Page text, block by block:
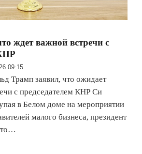
ждет важной встречи с
09:15
Трамп заявил, что ожидает
с председателем КНР Си
в Белом доме на мероприятии
малого бизнеса, президент